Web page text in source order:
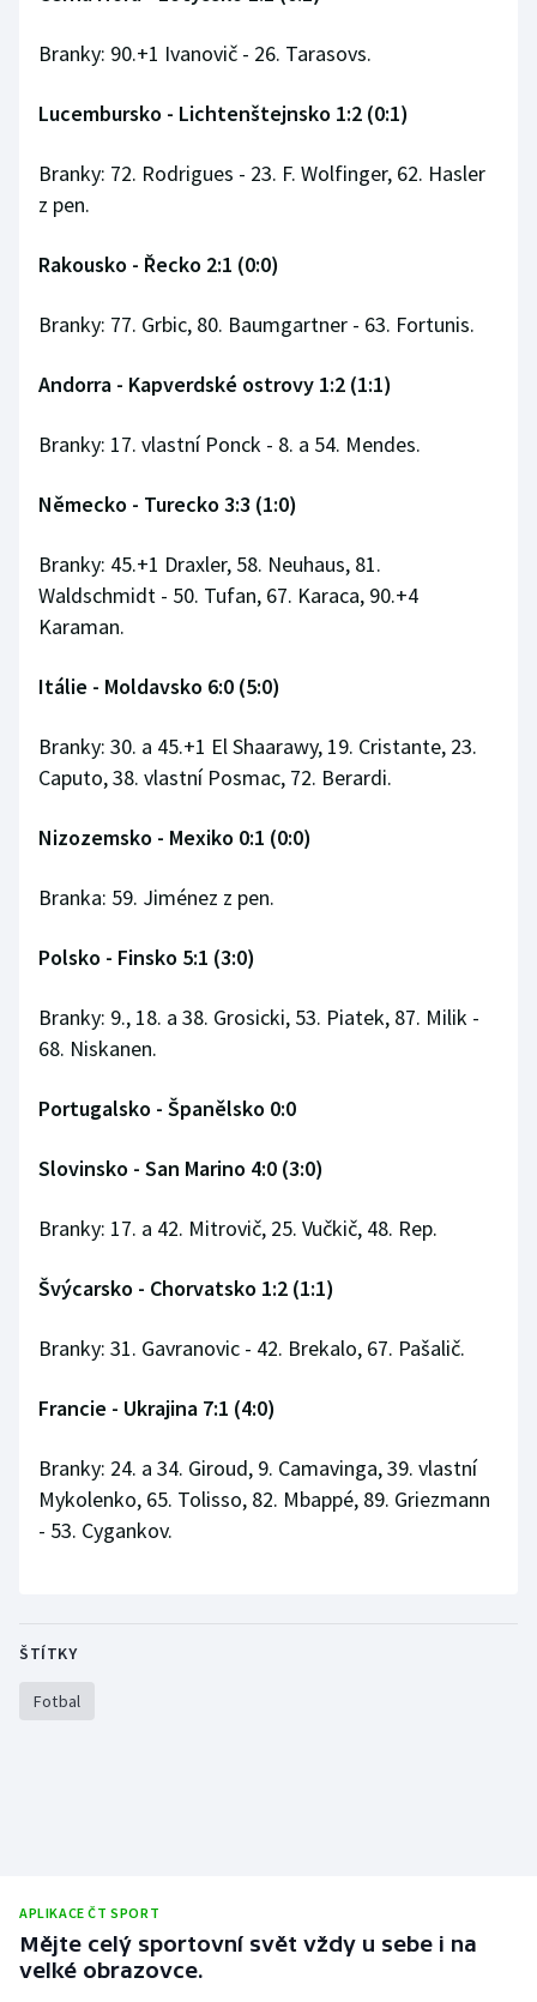
Branky: 90.+1 Ivanovič - 26. Tarasovs.
Lucembursko - Lichtenštejnsko 1:2 (0:1)
Branky: 72. Rodrigues - 23. F. Wolfinger, 62. Hasler
z pen.
Rakousko - Řecko 2:1 (0:0)
Branky: 77. Grbic, 80. Baumgartner - 63. Fortunis.
Andorra - Kapverdské ostrovy 1:2 (1:1)
Branky: 17. vlastní Ponck - 8. a 54. Mendes.
Německo - Turecko 3:3 (1:0)
Branky: 45.+1 Draxler, 58. Neuhaus, 81.
Waldschmidt - 50. Tufan, 67. Karaca, 90.+4
Karaman.
Itálie - Moldavsko 6:0 (5:0)
Branky: 30. a 45.+1 El Shaarawy, 19. Cristante, 23.
Caputo, 38. vlastní Posmac, 72. Berardi.
Nizozemsko - Mexiko 0:1 (0:0)
Branka: 59. Jiménez z pen.
Polsko - Finsko 5:1 (3:0)
Branky: 9., 18. a 38. Grosicki, 53. Piatek, 87. Milik -
68. Niskanen.
Portugalsko - Španělsko 0:0
Slovinsko - San Marino 4:0 (3:0)
Branky: 17. a 42. Mitrovič, 25. Vučkič, 48. Rep.
Švýcarsko - Chorvatsko 1:2 (1:1)
Branky: 31. Gavranovic - 42. Brekalo, 67. Pašalič.
Francie - Ukrajina 7:1 (4:0)
Branky: 24. a 34. Giroud, 9. Camavinga, 39. vlastní
Mykolenko, 65. Tolisso, 82. Mbappé, 89. Griezmann
- 53. Cygankov.
ŠTÍTKY
Fotbal
APLIKACE ČT SPORT
Mějte celý sportovní svět vždy u sebe i na
velké obrazovce.